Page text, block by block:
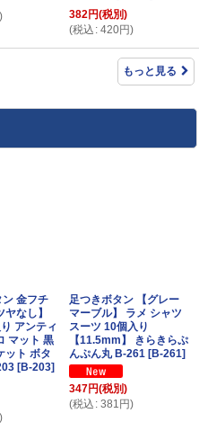
)
382円(税別)
(税込 : 420円)
もっと見る
ン 金フチ
ヤなし】
アンティ
マット 黒
ット ボタ
[B-203]
)
足つきボタン 【グレー
マーブル】 ラメ シャツ
スーツ 10個入り
【11.5mm】 きらきらぷ
んぷん丸 B-261 [B-261]
347円(税別)
(税込 : 381 円)